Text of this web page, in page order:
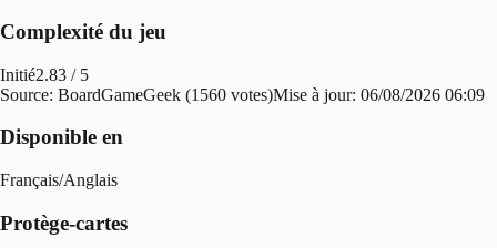
Complexité du jeu
Initié2.83 / 5
Source: BoardGameGeek (1560 votes)Mise à jour: 06/08/2026 06:09
Disponible en
Français/Anglais
Protège-cartes